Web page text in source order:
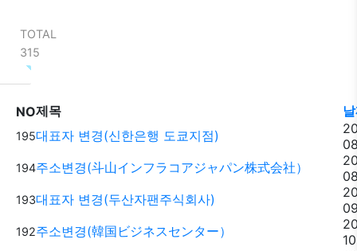
TOTAL
315
NO제목
195대표자 변경(신한은행 도쿄지점)
194주소변경(斗山インフラコアジャパン株式会社）
193대표자 변경(두산자팬주식회사)
192주소변경(韓国ビジネスセンター）